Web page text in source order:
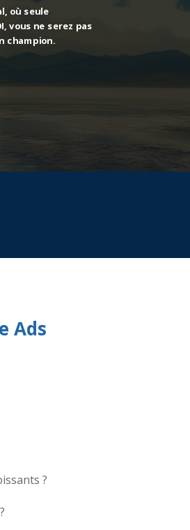
où seule
vous ne serez pas
champion.
Ads
?